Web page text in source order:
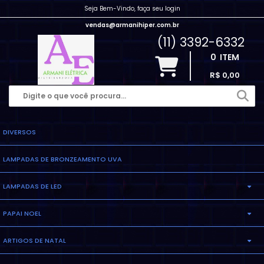
Seja Bem-Vindo, faça seu login
vendas@armanihiper.com.br
(11) 3392-6332
0 ITEM
R$ 0,00
DIVERSOS
LAMPADAS DE BRONZEAMENTO UVA
LAMPADAS DE LED
LAMPADA ELETRONICA
LAMPADA MILHO
PAPAI NOEL
INFLAVEL
ARTIGOS DE NATAL